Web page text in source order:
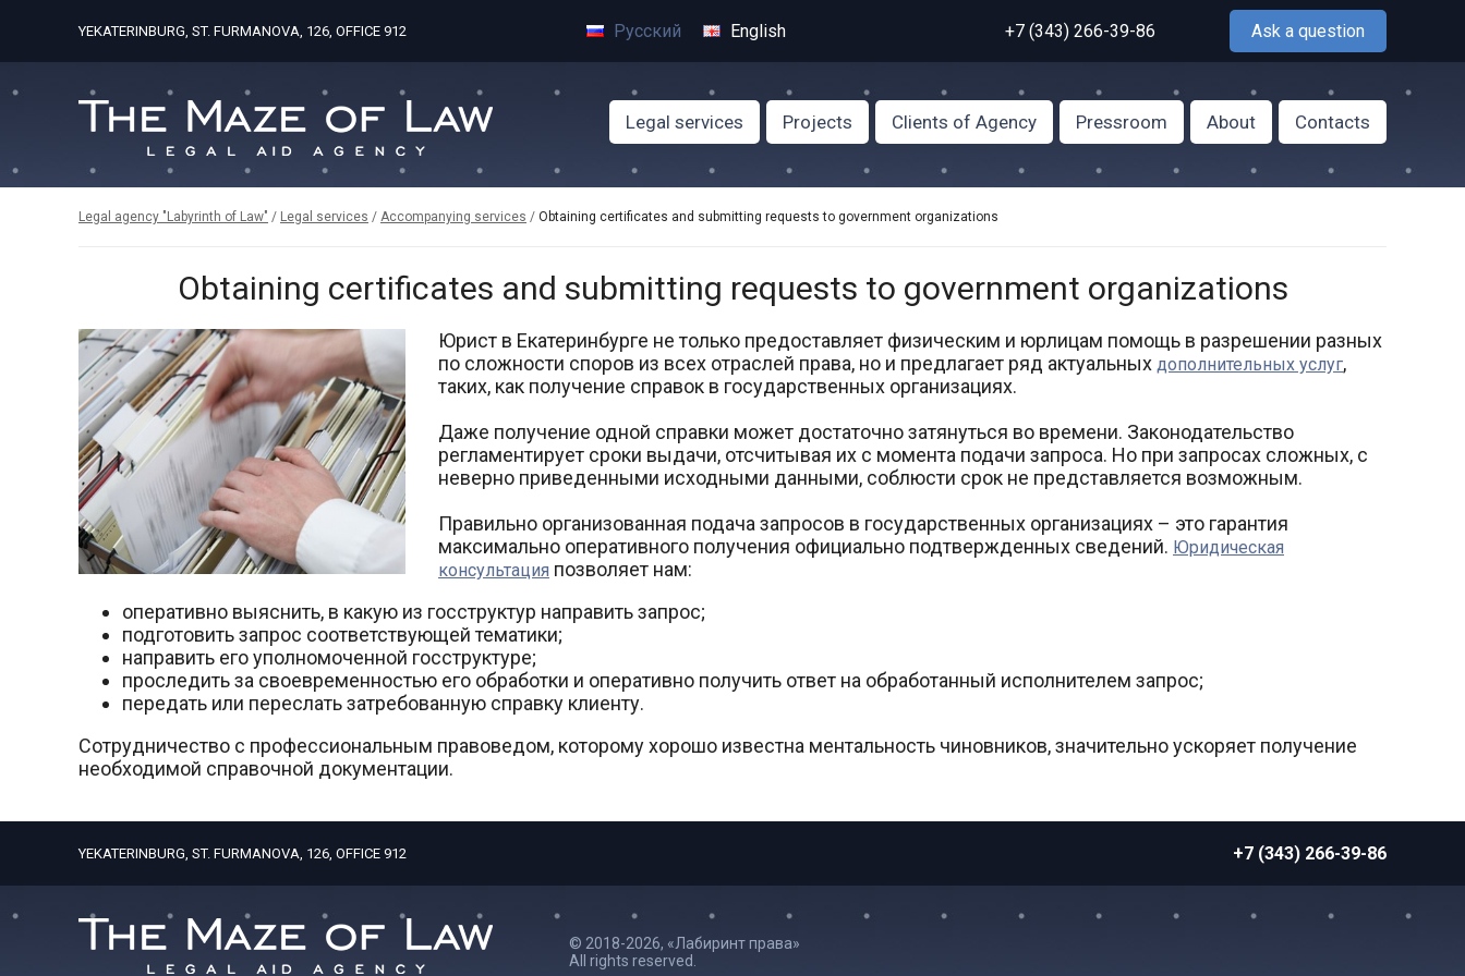
Ask a question
+7 (343) 266-39-86
YEKATERINBURG, ST. FURMANOVA, 126, OFFICE 912 Русский English
Legal services Projects Clients of Agency Pressroom About Contacts
Legal agency "Labyrinth of Law" / Legal services / Accompanying services / Obtaining certificates and submitting requests to government organizations
Obtaining certificates and submitting requests to government organizations
Юрист в Екатеринбурге не только предоставляет физическим и юрлицам помощь в разрешении разных
по сложности споров из всех отраслей права, но и предлагает ряд актуальных дополнительных услуг,
таких, как получение справок в государственных организациях.
Даже получение одной справки может достаточно затянуться во времени. Законодательство
регламентирует сроки выдачи, отсчитывая их с момента подачи запроса. Но при запросах сложных, с
неверно приведенными исходными данными, соблюсти срок не представляется возможным.
Правильно организованная подача запросов в государственных организациях – это гарантия
максимально оперативного получения официально подтвержденных сведений. Юридическая
консультация позволяет нам:
оперативно выяснить, в какую из госструктур направить запрос;
подготовить запрос соответствующей тематики;
направить его уполномоченной госструктуре;
проследить за своевременностью его обработки и оперативно получить ответ на обработанный исполнителем запрос;
передать или переслать затребованную справку клиенту.
Сотрудничество с профессиональным правоведом, которому хорошо известна ментальность чиновников, значительно ускоряет получение
необходимой справочной документации.
+7 (343) 266-39-86
YEKATERINBURG, ST. FURMANOVA, 126, OFFICE 912
© 2018-2026, «Лабиринт права»
All rights reserved.